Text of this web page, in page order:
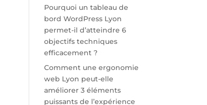
Pourquoi un tableau de
bord WordPress Lyon
permet-il d’atteindre 6
objectifs techniques
efficacement ?
Comment une ergonomie
web Lyon peut-elle
améliorer 3 éléments
puissants de l’expérience